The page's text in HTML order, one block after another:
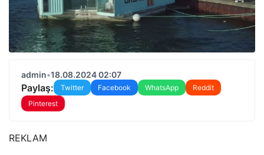
admin•18.08.2024 02:07
Paylaş: Twitter Facebook WhatsApp
Reddit
Pinterest
REKLAM